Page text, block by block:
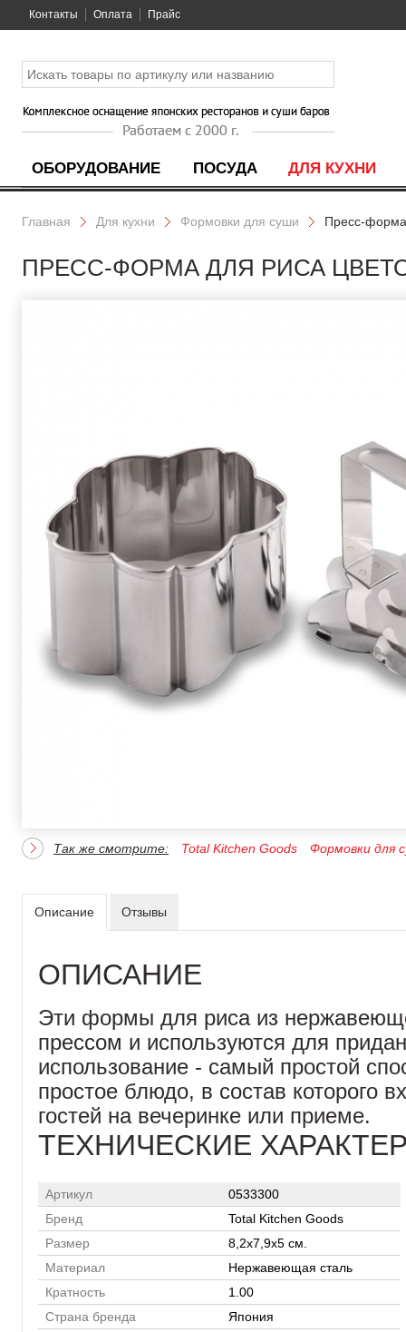
Контакты Оплата Прайс
ОБОРУДОВАНИЕ ПОСУДА ДЛЯ КУХНИ
Главная Для кухни Формовки для суши Пресс-
ПРЕСС-ФОРМА ДЛЯ РИСА
Так же смотрите: Total Kitchen Goods Формовки для
Описание Отзывы
ОПИСАНИЕ
Эти формы для риса из
прессом и используются для
использование - самый простой
простое блюдо, в состав которого
гостей на вечеринке или приеме.
ТЕХНИЧЕСКИЕ
Артикул
0533300
Бренд
Total Kitchen Goods
Размер
8,2х7,9x5 см.
Материал
Нержавеющая сталь
Кратность
1.00
Страна бренда
Япония